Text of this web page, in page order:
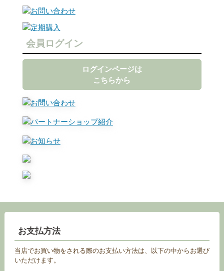
会員ログイン
ログインページは
こちらから
お支払方法
当店でお買い物をされる際のお支払い方法は、以下の中からお選び
いただけます。